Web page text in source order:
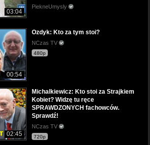
03:04
PiekneUmysly
00:54
Ozdyk: Kto za tym stoi?
NCzas TV
480p
02:45
Michalkiewicz: Kto stoi za Strajkiem
Kobiet? Widzę tu ręce
SPRAWDZONYCH fachowców.
Sprawdź!
NCzas TV
720p